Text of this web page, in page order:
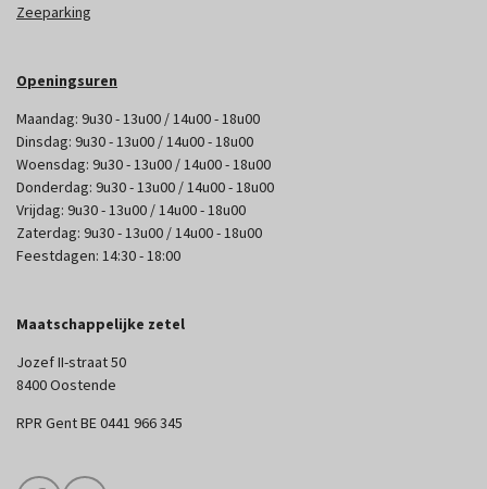
Zeeparking
Openingsuren
Maandag: 9u30 - 13u00 / 14u00 - 18u00
Dinsdag: 9u30 - 13u00 / 14u00 - 18u00
Woensdag: 9u30 - 13u00 / 14u00 - 18u00
Donderdag: 9u30 - 13u00 / 14u00 - 18u00
Vrijdag: 9u30 - 13u00 / 14u00 - 18u00
Zaterdag: 9u30 - 13u00 / 14u00 - 18u00
Feestdagen: 14:30 - 18:00
Maatschappelijke zetel
Jozef II-straat 50
8400 Oostende
RPR Gent BE 0441 966 345